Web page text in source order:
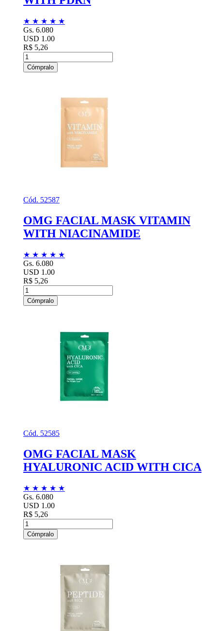
★ ★ ★ ★ ★
Gs. 6.080
USD 1.00
R$ 5,26
Cómpralo
Cód. 52587
OMG FACIAL MASK VITAMIN
WITH NIACINAMIDE
★ ★ ★ ★ ★
Gs. 6.080
USD 1.00
R$ 5,26
Cómpralo
Cód. 52585
OMG FACIAL MASK
HYALURONIC ACID WITH CICA
★ ★ ★ ★ ★
Gs. 6.080
USD 1.00
R$ 5,26
Cómpralo